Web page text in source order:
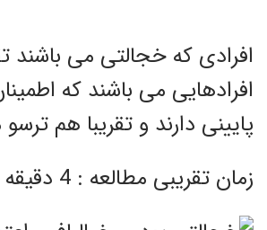
افرادی که خجالتی می باشند
افرادهایی می باشند که
پایینی دارند و تقریبا هم
زمان تقریبی مطالعه : 4 دقیقه